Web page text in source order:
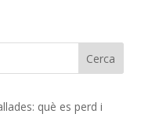
què es perd i